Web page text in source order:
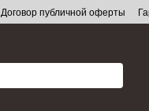
Договор публичной оферты